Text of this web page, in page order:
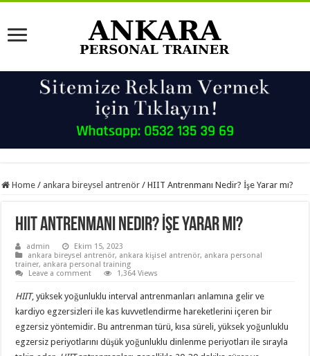
Home / ankara bireysel antrenör / HIIT Antrenmanı Nedir? İşe Yarar mı?
HIIT Antrenmanı Nedir? İşe Yarar mı?
admin
Ekim 15, 2023
ankara bireysel antrenör, ankara kişisel antrenör, ankara personal
trainer, ankara personal training
Leave a comment
1,364 Views
HIIT, yüksek yoğunluklu interval antrenmanları anlamına gelir ve
kardiyo egzersizleri ile kas kuvvetlendirme hareketlerini içeren bir
egzersiz yöntemidir. Bu antrenman türü, kısa süreli, yüksek yoğunluklu
egzersiz periyotlarını düşük yoğunluklu dinlenme periyotları ile sırayla